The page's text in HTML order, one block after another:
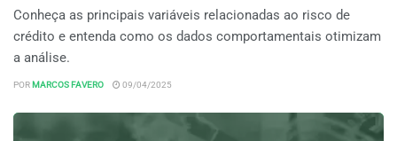
Conheça as principais variáveis relacionadas ao risco de
crédito e entenda como os dados comportamentais otimizam
a análise.
POR MARCOS FAVERO 09/04/2025